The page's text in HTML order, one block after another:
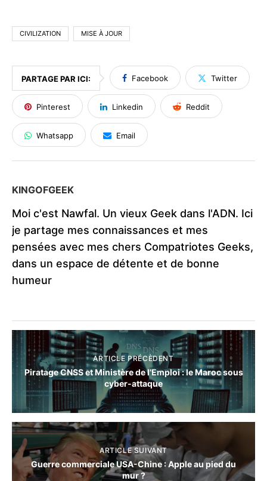
CIVILIZATION MISE À JOUR
PARTAGE PAR ICI: Facebook Twitter
Pinterest Linkedin Reddit
Whatsapp Email
KINGOFGEEK
Moi c'est Nawfal. Un vieux Geek dans l'ADN. Ici
je partage mes connaissances et mes
pensées avec mes chers Compatriotes Geeks,
dans un espace de détente et de bonne
humeur
ARTICLE PRÉCÈDENT
Piratage CNSS et Ministère de l’Emploi : le Maroc sous
cyber-attaque
ARTICLE SUIVANT
Guerre commerciale USA-Chine : Apple au pied du
mur ?